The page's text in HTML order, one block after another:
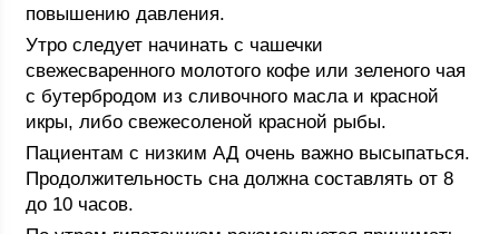
повышению давления.
Утро следует начинать с чашечки
свежесваренного молотого кофе или зеленого чая
с бутербродом из сливочного масла и красной
икры, либо свежесоленой красной рыбы.
Пациентам с низким АД очень важно высыпаться.
Продолжительность сна должна составлять от 8
до 10 часов.